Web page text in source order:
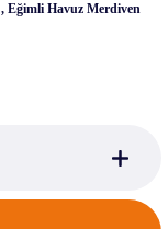
, Eğimli Havuz Merdiven